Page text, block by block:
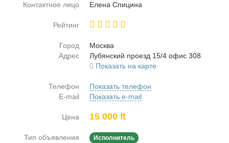
Контактное лицо Еле­на Спи­ци­на
Рейтинг
Город
Москва
Адрес
Лу­бян­ский про­езд 15/4 офис 308
Показать на карте
Телефон
Показать телефон
E-mail
Показать e-mail
Цена 15 000 ₶
Тип объявления Исполнитель